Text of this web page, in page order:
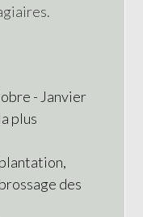
- Janvier
plus
des